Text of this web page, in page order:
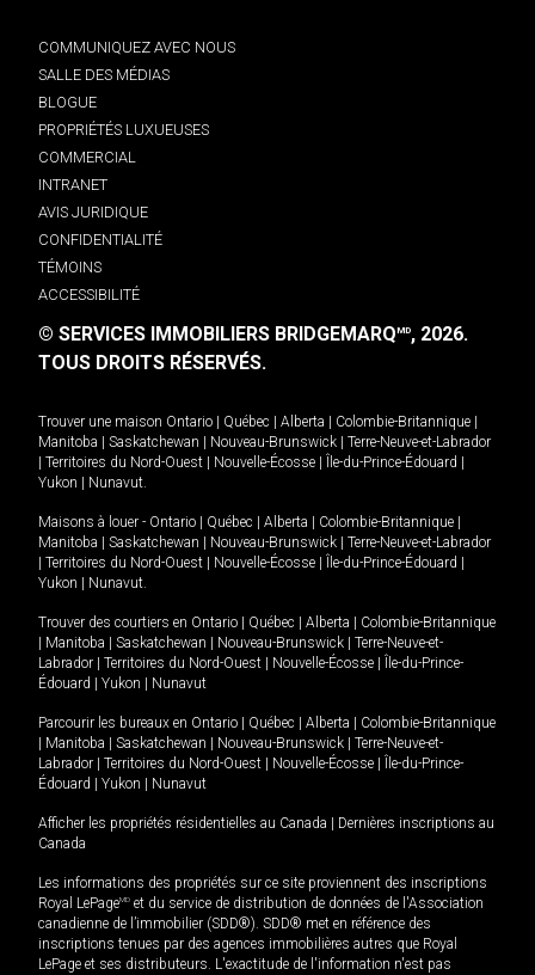
COMMUNIQUEZ AVEC NOUS
SALLE DES MÉDIAS
BLOGUE
PROPRIÉTÉS LUXUEUSES
COMMERCIAL
INTRANET
AVIS JURIDIQUE
CONFIDENTIALITÉ
TÉMOINS
ACCESSIBILITÉ
© SERVICES IMMOBILIERS BRIDGEMARQMD, 2026.
TOUS DROITS RÉSERVÉS.
Trouver une maison Ontario Québec Alberta Colombie-Britannique
Manitoba
Saskatchewan Nouveau-Brunswick
Terre-Neuve-et-Labrador
Territoires du Nord-Ouest Nouvelle-Écosse Île-du-Prince-Édouard
Yukon
Nunavut.
Maisons à louer - Ontario Québec Alberta Colombie-Britannique
Manitoba
Saskatchewan Nouveau-Brunswick
Terre-Neuve-et-Labrador
Territoires du Nord-Ouest Nouvelle-Écosse Île-du-Prince-Édouard
Yukon
Nunavut.
Trouver des courtiers en Ontario Québec Alberta
Colombie-Britannique
Manitoba Saskatchewan Nouveau-Brunswick
Terre-Neuve-et-
Labrador
Territoires du Nord-Ouest Nouvelle-Écosse
Île-du-Prince-
Édouard
Yukon Nunavut
Parcourir les bureaux en Ontario Québec Alberta
Colombie-Britannique
Manitoba Saskatchewan Nouveau-Brunswick
Terre-Neuve-et-
Labrador
Territoires du Nord-Ouest Nouvelle-Écosse
Île-du-Prince-
Édouard
Yukon Nunavut
Afficher les propriétés résidentielles au Canada
Dernières inscriptions au
Canada
Les informations des propriétés sur ce site proviennent des inscriptions
Royal LePageMD et du service de distribution de données de l'Association
canadienne de l’immobilier (SDD®). SDD® met en référence des
inscriptions tenues par des agences immobilières autres que Royal
LePage et ses distributeurs. L'exactitude de l'information n'est pas